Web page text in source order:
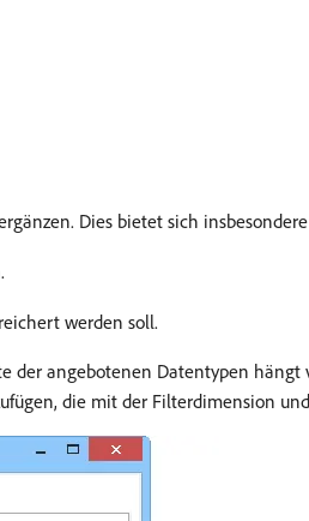
Dies bietet sich
werden soll.
der angebotenen Datentypen
die mit der Filterdimension